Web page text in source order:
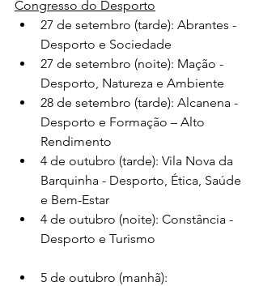
Congresso do Desporto
27 de setembro (tarde): Abrantes -
Desporto e Sociedade
27 de setembro (noite): Mação -
Desporto, Natureza e Ambiente
28 de setembro (tarde): Alcanena -
Desporto e Formação – Alto
Rendimento
4 de outubro (tarde): Vila Nova da
Barquinha - Desporto, Ética, Saúde
e Bem-Estar
4 de outubro (noite): Constância -
Desporto e Turismo
5 de outubro (manhã):